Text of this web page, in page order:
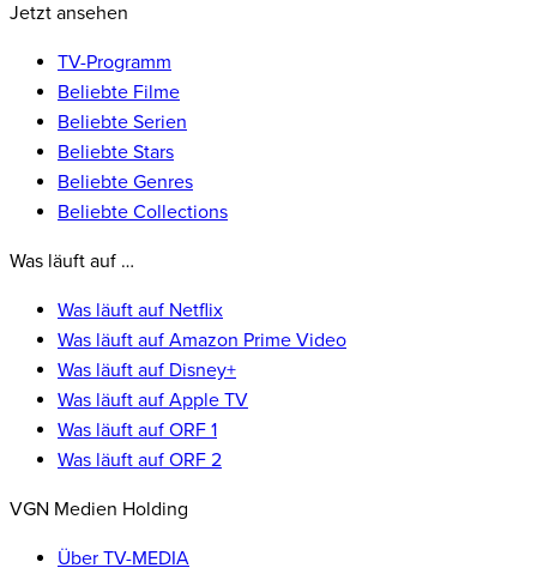
Jetzt ansehen
TV-Programm
Beliebte Filme
Beliebte Serien
Beliebte Stars
Beliebte Genres
Beliebte Collections
Was läuft auf …
Was läuft auf Netflix
Was läuft auf Amazon Prime Video
Was läuft auf Disney+
Was läuft auf Apple TV
Was läuft auf ORF 1
Was läuft auf ORF 2
VGN Medien Holding
Über TV-MEDIA